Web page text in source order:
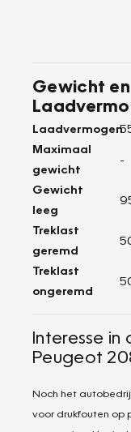
Gewicht en
Laadvermogen
Maximaal
gewicht
-
Gewicht
leeg
Treklast
geremd
Treklast
ongeremd
Interesse in
Peugeot
Noch het
voor drukfouten op